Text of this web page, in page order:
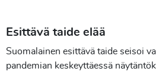
Esittävä taide elää
Suomalainen esittävä taide seisoi
pandemian keskeyttäessä